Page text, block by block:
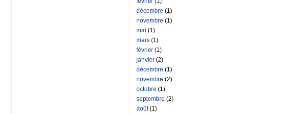
décembre (1)
novembre (1)
mai (1)
mars (1)
février (1)
janvier (2)
décembre (1)
novembre (2)
octobre (1)
septembre (2)
août(1)